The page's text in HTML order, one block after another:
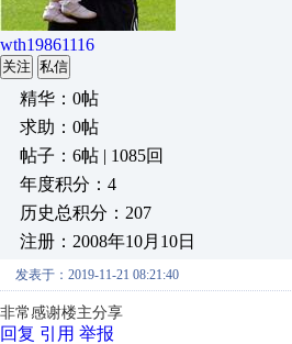
wth19861116
关注 私信
精华：0帖
求助：0帖
帖子：6帖 | 1085回
年度积分：4
历史总积分：207
注册：2008年10月10日
发表于：2019-11-21 08:21:40
非常感谢楼主分享
回复 引用 举报